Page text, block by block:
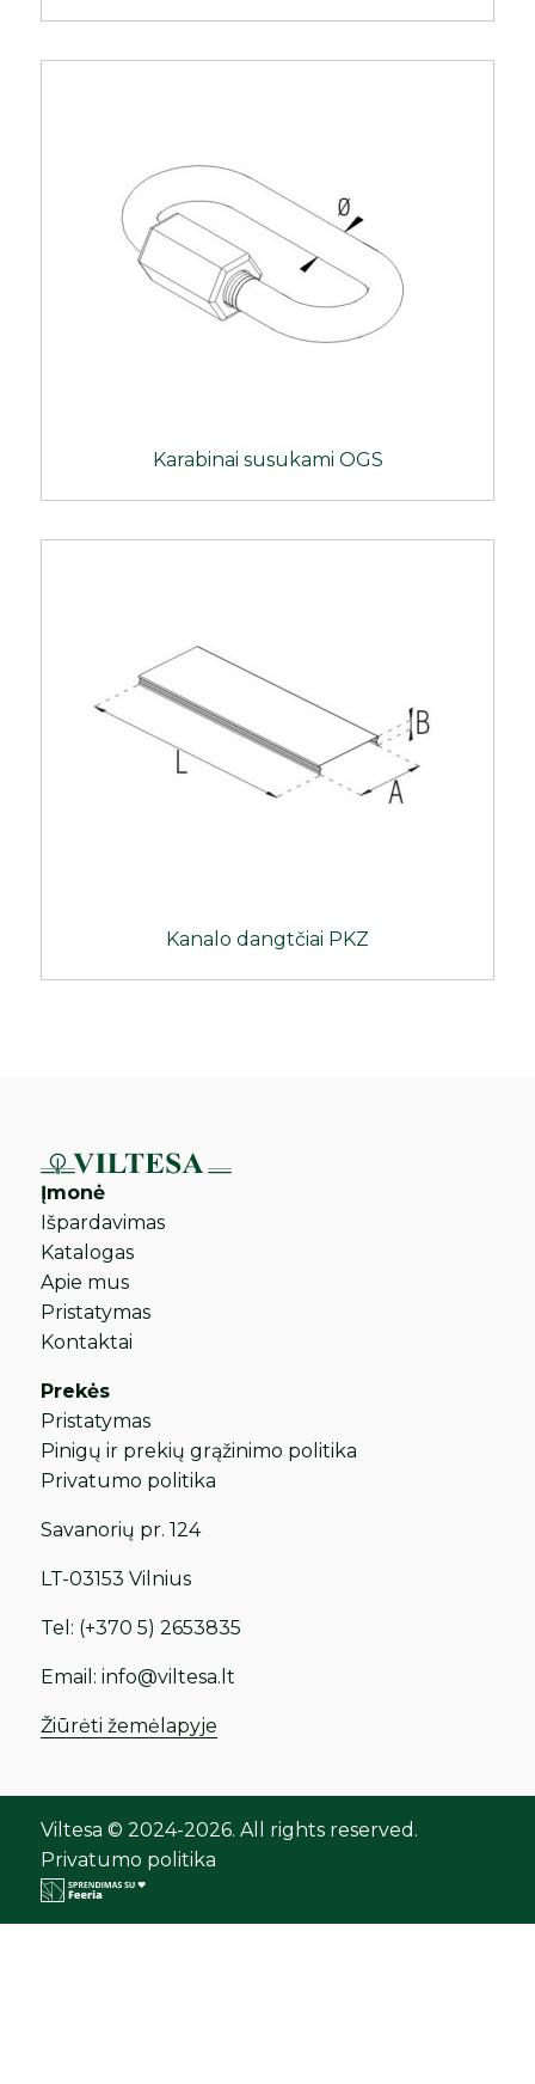
Karabinai susukami OGS
Kanalo dangtčiai PKZ
Įmonė
Išpardavimas
Katalogas
Apie mus
Pristatymas
Kontaktai
Prekės
Pristatymas
Pinigų ir prekių grąžinimo politika
Privatumo politika
Savanorių pr. 124
LT-03153 Vilnius
Tel: (+370 5) 2653835
Email:info@viltesa.lt
Žiūrėti žemėlapyje
Viltesa © 2024-2026. All rights reserved.
Privatumo politika